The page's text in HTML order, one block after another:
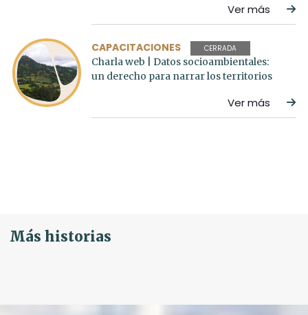
Ver más
CAPACITACIONES CERRADA
Charla web | Datos socioambientales:
un derecho para narrar los territorios
Ver más
Más historias